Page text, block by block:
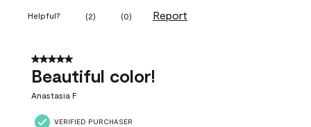
Helpful? (2) (0) Report
5 out of 5 stars.
Beautiful color!
Anastasia F
VERIFIED PURCHASER